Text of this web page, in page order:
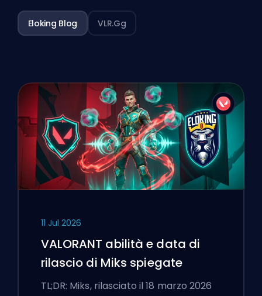
Eloking Blog VLR.gg
11 Jul 2026
VALORANT abilità e data di
rilascio di Miks spiegate
TL;DR: Miks, rilasciato il 18 marzo 2026